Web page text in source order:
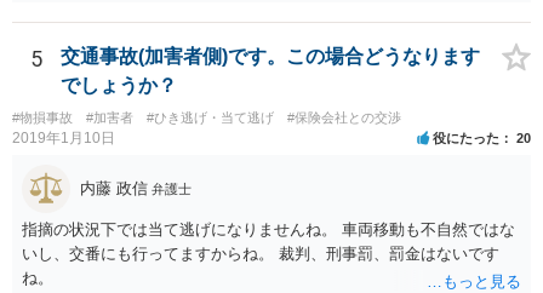
5
交通事故(加害者側)です。この場合どうなります
でしょうか？
#物損事故 #加害者 #ひき逃げ・当て逃げ #保険会社との交渉
2019年1月10日 役にたった 20
内藤 政信 弁護士
指摘の状況下では当て逃げになりませんね。 車両移動も不自然ではな
いし、交番にも行ってますからね。 裁判、刑事罰、罰金はないです
ね。